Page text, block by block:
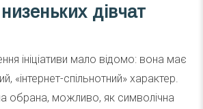
дівчат
ініціативи мало відомо: вона має
«інтернет-спільнотний» характер.
обрана, можливо, як символічна